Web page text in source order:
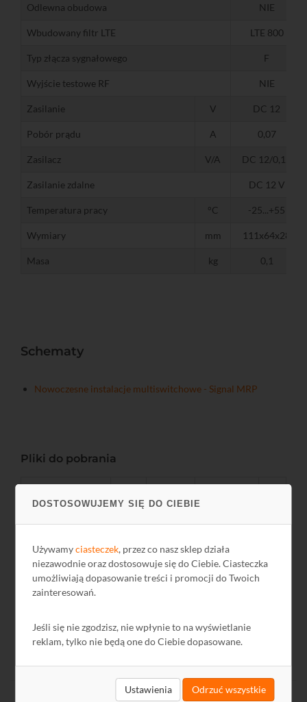
DOSTOSOWUJEMY SIĘ DO CIEBIE
Używamyciasteczek, przez co nasz sklep działa
niezawodnie oraz dostosowuje się do Ciebie. Ciasteczka
umożliwiają dopasowanie treści i promocji do Twoich
zainteresowań.
Jeśli się nie zgodzisz, nie wpłynie to na wyświetlanie
reklam, tylko nie będą one do Ciebie dopasowane.
Ustawienia Odrzuć wszystkie
Odlewna obudowa NIE
Wbudowany filtr LTE LTE 800
Typ złącza sygnałowego F
Wyjście testowe RF NIE
Zasilanie V DC 12
Pobór prądu A 0,07
Zasilacz V/A DC 12/0,15
Zasilanie zdalne DC 12 V
Temperatura pracy °C -25...+55
Wymiary mm 111x64x28
Masa kg 0,1
Schematy
Nowoczesne instalacje multiswitchowe - Signal MRP
Pliki do pobrania